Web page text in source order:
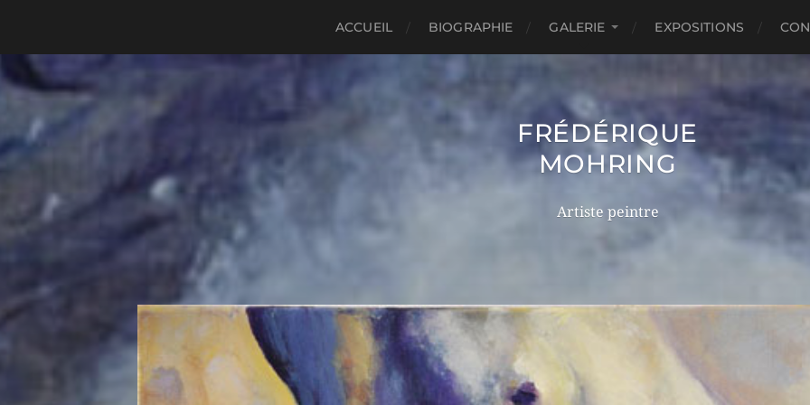
ACCUEIL BIOGRAPHIE GALERIE EXPOSITIONS
FRÉDÉRIQUE
MOHRING
Artiste peintre